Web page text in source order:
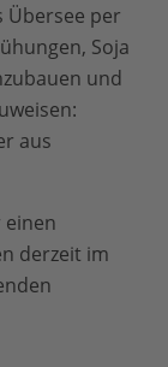
Übersee per
Soja
und
aus
derzeit im